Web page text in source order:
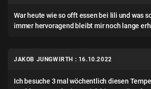
War heute wie so offt essen bei lili und was
immer hervoragend bleibt mir noch lange
JAKOB JUNGWIRTH : 16.10.2022
Ich besuche 3 mal wöchentlich diesen